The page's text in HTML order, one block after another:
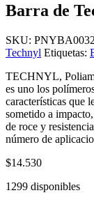
Barra de
SKU:
Technyl Etiquetas:
TECHNYL,
es uno los
características que
sometido a
de roce y
número de
$14.530
1299 disponibles